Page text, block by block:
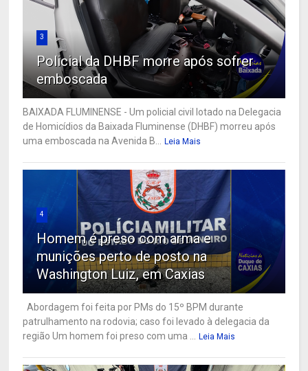
3
Policial da DHBF morre após sofrer
emboscada
BAIXADA FLUMINENSE - Um policial civil lotado na Delegacia
de Homicídios da Baixada Fluminense (DHBF) morreu após
uma emboscada na Avenida B...
Leia Mais
4
Homem é preso com arma e
munições perto de posto na
Washington Luiz, em Caxias
Abordagem foi feita por PMs do 15º BPM durante
patrulhamento na rodovia; caso foi levado à delegacia da
região Um homem foi preso com uma ...
Leia Mais